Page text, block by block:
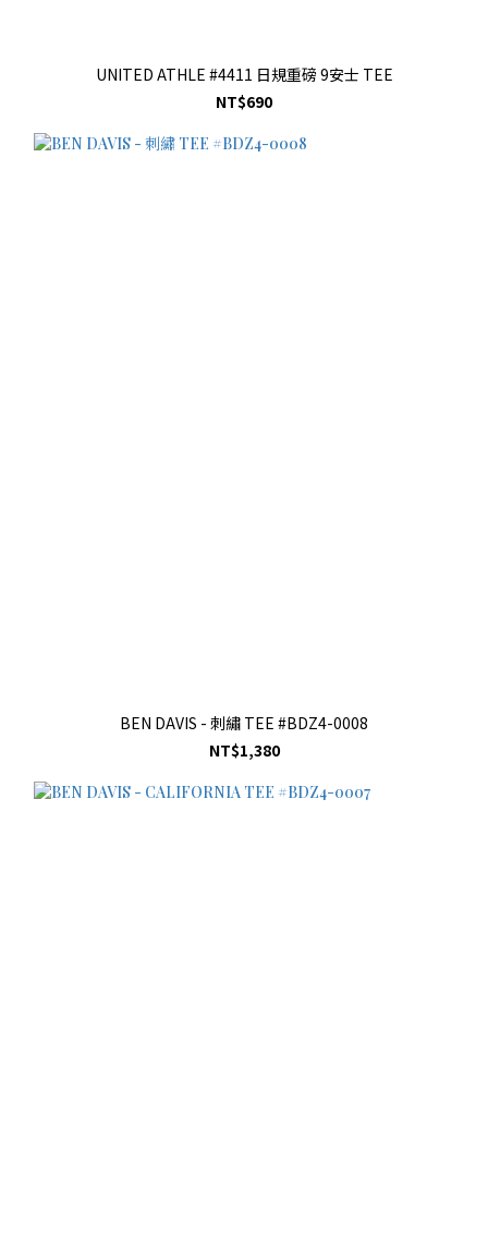
UNITED ATHLE #4411 日規重磅 9安士 TEE
NT$690
BEN DAVIS - 刺繡 TEE #BDZ4-0008
NT$1,380